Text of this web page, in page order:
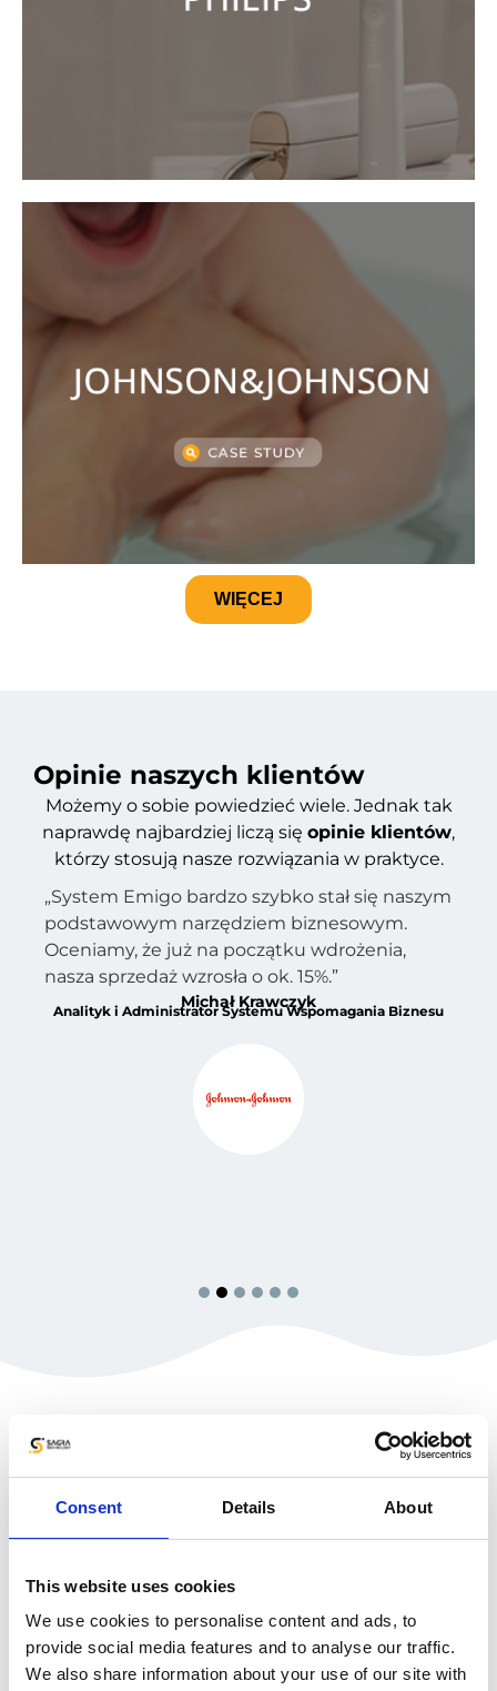
Consent Details About
This website uses cookies
We use cookies to personalise content and ads, to
provide social media features and to analyse our traffic.
We also share information about your use of our site with
WIĘCEJ
Opinie naszych klientów
Możemy o sobie powiedzieć wiele. Jednak tak
naprawdę najbardziej liczą się opinie klientów,
którzy stosują nasze rozwiązania w praktyce.
„System Emigo bardzo szybko stał się naszym
podstawowym narzędziem biznesowym.
Oceniamy, że już na początku wdrożenia,
nasza sprzedaż wzrosła o ok. 15%.”
Michał Krawczyk
Analityk i Administrator Systemu Wspomagania Biznesu
4 5 6
Technologiew biznesie
marketing. Wszystko to w nowoczesnym,
technologicznym ujęciu.